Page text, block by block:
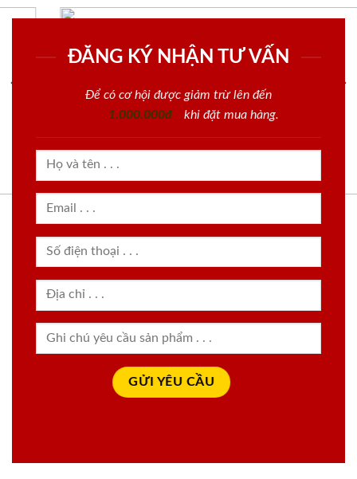
ĐĂNG KÝ NHẬN TƯ VẤN
Để có cơ hội được giảm trừ lên đến
1.000.000đ
khi đặt mua hàng.